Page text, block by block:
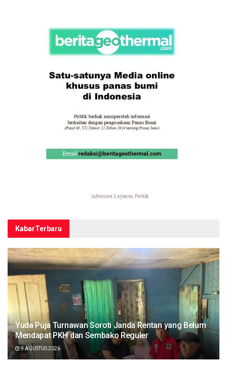
KabarTerbaru
Yuda Puja Turnawan Soroti Janda Rentan yang Belum
Mendapat PKH dan Sembako Reguler
9 AGUSTUS 2026